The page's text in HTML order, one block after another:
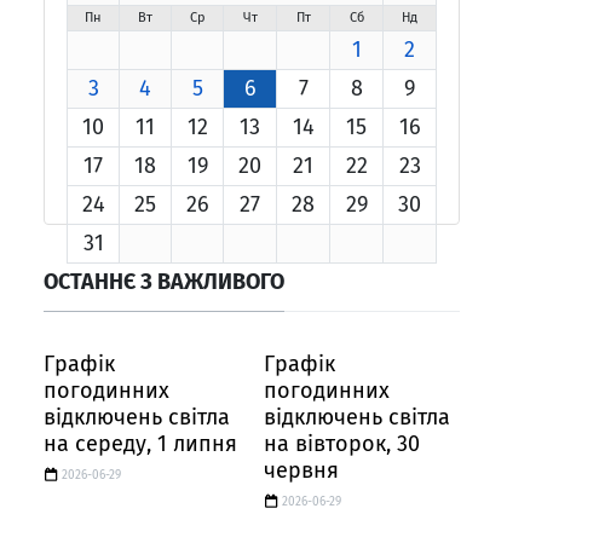
Пн Вт Ср Чт Пт Сб Нд
1
2
3
4 5 6 7 8
9
10
11 12 13 14 15
16
17
18 19 20 21 22
23
24
25 26 27 28 29
30
31
ОСТАННЄ З ВАЖЛИВОГО
Графік
погодинних
відключень світла
на середу, 1 липня
2026-06-29
Графік
погодинних
відключень світла
на вівторок, 30
червня
2026-06-29